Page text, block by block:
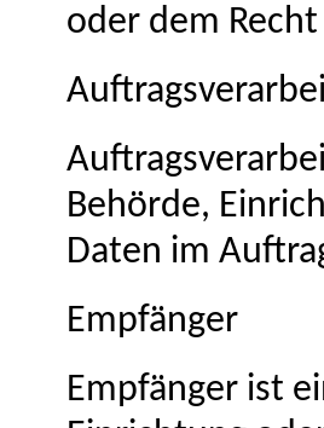
oder dem
Behörde,
Daten im
Empfänger
Empfänger ist